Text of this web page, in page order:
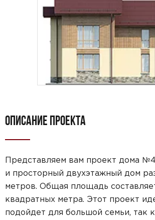
ОПИСАНИЕ ПРОЕКТА
Представляем вам проект дома
и просторный двухэтажный дом
метров. Общая площадь
квадратных метра. Этот проект
подойдет для большой семьи, так